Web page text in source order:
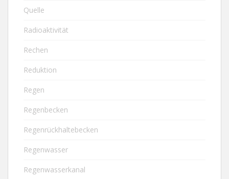
Quelle
Radioaktivität
Rechen
Reduktion
Regen
Regenbecken
Regenrückhaltebecken
Regenwasser
Regenwasserkanal